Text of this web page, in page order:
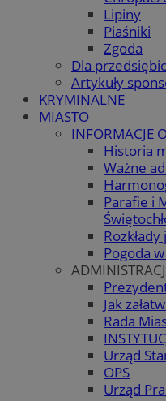
Lipiny
Piaśniki
Zgoda
Dla
Artykuły
KRYMINALNE
MIASTO
INFORMACJE
Historia
Ważne
Parafie i
Pogoda
Jak
Rada
Urząd
OPS
Urząd